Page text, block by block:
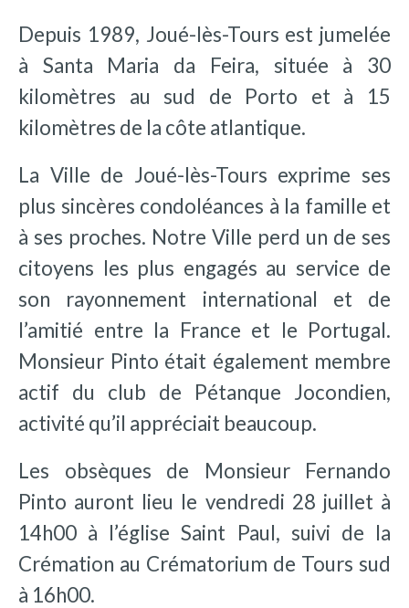
Depuis 1989, Joué-lès-Tours est jumelée
à Santa Maria da Feira, située à 30
kilomètres au sud de Porto et à 15
kilomètres de la côte atlantique.
La Ville de Joué-lès-Tours exprime ses
plus sincères condoléances à la famille et
à ses proches. Notre Ville perd un de ses
citoyens les plus engagés au service de
son rayonnement international et de
l’amitié entre la France et le Portugal.
Monsieur Pinto était également membre
actif du club de Pétanque Jocondien,
activité qu’il appréciait beaucoup.
Les obsèques de Monsieur Fernando
Pinto auront lieu le vendredi 28 juillet à
14h00 à l’église Saint Paul, suivi de la
Crémation au Crématorium de Tours sud
à 16h00.